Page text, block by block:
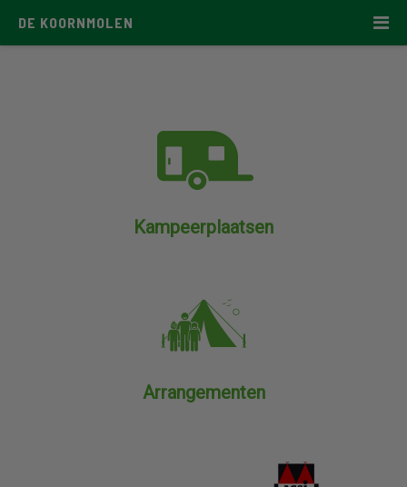
DE KOORNMOLEN
Kampeerplaatsen
Arrangementen